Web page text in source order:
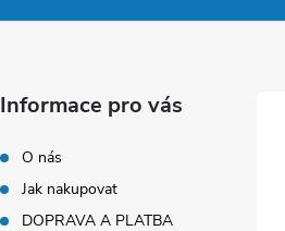
Informace pro vás
O nás
Jak nakupovat
DOPRAVA A PLATBA